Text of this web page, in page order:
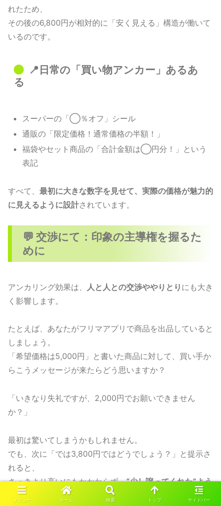
れたため、
その後の6,800円が相対的に「安く見える」構造が働いて
いるのです。
📍日常の「買い物アンカー」あるあ
る
スーパーの「◯％オフ」シール
通販の「限定価格！通常価格の半額！」
福袋やセット商品の「合計金額は◯円分！」という
表記
すべて、 最初に大きな数字を見せて、実際の価格が魅力的
に見えるように設計されています。
💬 交渉にて：印象の主導権を握るた
めに
アンカリング効果は、 人と人との交渉ややりとり にも大き
く影響します。
たとえば、あなたがフリマアプリで商品を出品していると
しましょう。
「希望価格は5,000円」と書いた商品に対して、買い手か
らこうメッセージが来たらどう思いますか？
「いきなり失礼ですが、2,000円でお願いできません
か？」
最初は驚いてしまうかもしれません。
でも、次に「では3,800円ではどうでしょう？」と提示さ
れると、
さっきより高いにもかかわらず、“少し譲ってくれた”よう
に感じてしまうのです。
メニュー ホーム 検索 トップ サイドバー